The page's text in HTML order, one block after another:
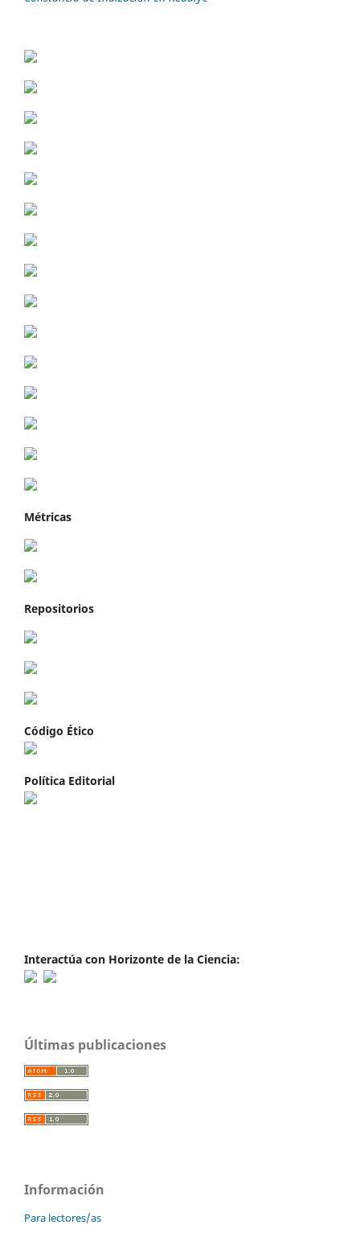
Métricas
Repositorios
Código Ético
Política Editorial
Interactúa con Horizonte de la Ciencia:
Últimas publicaciones
Información
Para lectores/as